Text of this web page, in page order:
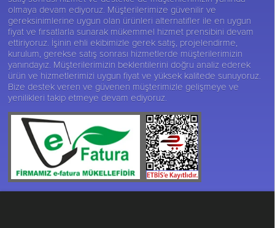
olmaya devam ediyoruz. Müşterilerimize güvenilir ve
gereksinimlerine uygun olan ürünleri alternatifler ile en uygun
fiyat ve fırsatlarla sunarak mükemmel hizmet prensibini devam
ettiriyoruz. İşinin ehli ekibimizle gerek satış, projelendirme,
kurulum, gerekse satış sonrası hizmetlerde müşterilerimizin
yanındayız. Müşterilerimizin beklentilerini doğru analiz ederek
ürün ve hizmetlerimizi uygun fiyat ve yüksek kalitede sunuyoruz.
Bize destek veren ve güvenen müşterimizle gelişmeye ve
yenilikleri takip etmeye devam ediyoruz.